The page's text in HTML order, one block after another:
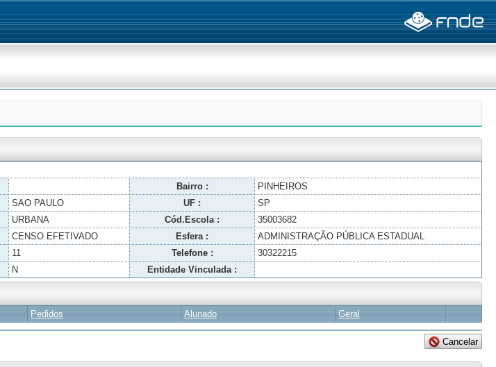
Bairro :
PINHEIROS
SAO PAULO UF :
SP
URBANA Cód.Escola :
35003682
CENSO EFETIVADO Esfera :
ADMINISTRAÇÃO PÚBLICA ESTADUAL
11 Telefone :
30322215
N Entidade Vinculada :
Pedidos Alunado Geral